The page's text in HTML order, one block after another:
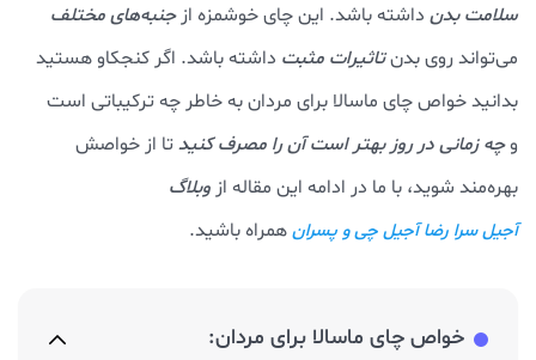
سلامت بدن داشته باشد. این چای خوشمزه ازجنبه‌های مختلف
می‌تواند روی بدنتاثیرات مثبت داشته باشد. اگر کنجکاو هستید
بدانید خواص چای ماسالا برای مردان به خاطر چه ترکیباتی است
وچه زمانی در روز بهتر است آن را مصرف کنید تا از خواصش
بهره‌مند شوید، با ما در ادامه این مقاله از وبلاگ
آجیل سرا رضا آجیل چی و پسرانهمراه باشید.
خواص چای ماسالا برای مردان: